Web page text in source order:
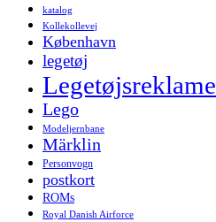
katalog
Kollekollevej
København
legetøj
Legetøjsreklame
Lego
Modeljernbane
Märklin
Personvogn
postkort
ROMs
Royal Danish Airforce